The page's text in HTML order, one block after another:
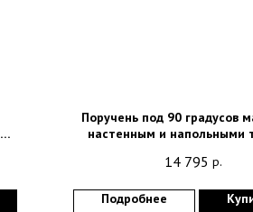
Поручень под 90 градусов
настенным и напольными
14 795 р.
Подробнее